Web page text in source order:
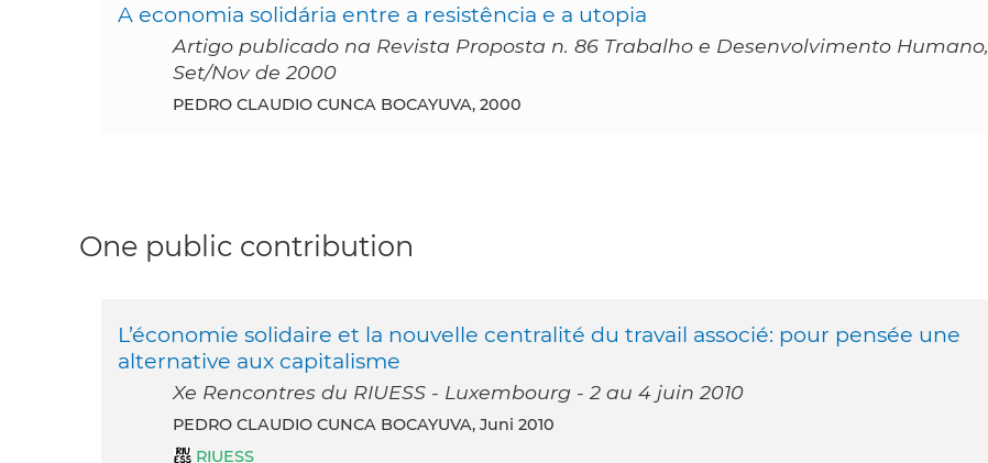
A economia solidária entre a resistência e a utopia
Artigo publicado na Revista Proposta n. 86 Trabalho e Desenvolvimento Humano,
Set/Nov de 2000
PEDRO CLAUDIO CUNCA BOCAYUVA, 2000
One public contribution
L’économie solidaire et la nouvelle centralité du travail associé: pour pensée une
alternative aux capitalisme
Xe Rencontres du RIUESS - Luxembourg - 2 au 4 juin 2010
PEDRO CLAUDIO CUNCA BOCAYUVA, Juni 2010
RIUESS